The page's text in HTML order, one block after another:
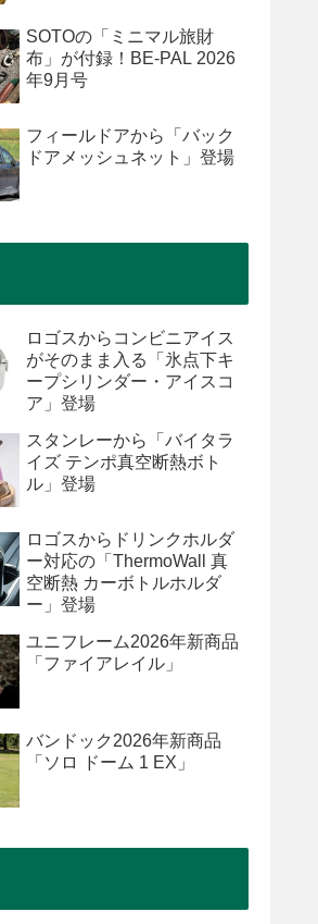
SOTOの「ミニマル旅財
布」が付録！BE-PAL 2026
年9月号
フィールドアから「バック
ドアメッシュネット」登場
ロゴスからコンビニアイス
がそのまま入る「氷点下キ
ープシリンダー・アイスコ
ア」登場
スタンレーから「バイタラ
イズ テンポ真空断熱ボト
ル」登場
ロゴスからドリンクホルダ
ー対応の「ThermoWall 真
空断熱 カーボトルホルダ
ー」登場
ユニフレーム2026年新商品
「ファイアレイル」
バンドック2026年新商品
「ソロ ドーム 1 EX」